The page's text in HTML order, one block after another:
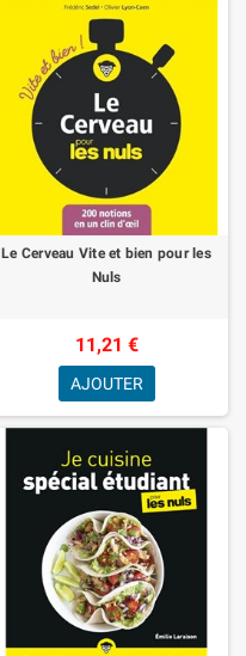
Le Cerveau Vite et bien pour les
Nuls
11,21 €
AJOUTER